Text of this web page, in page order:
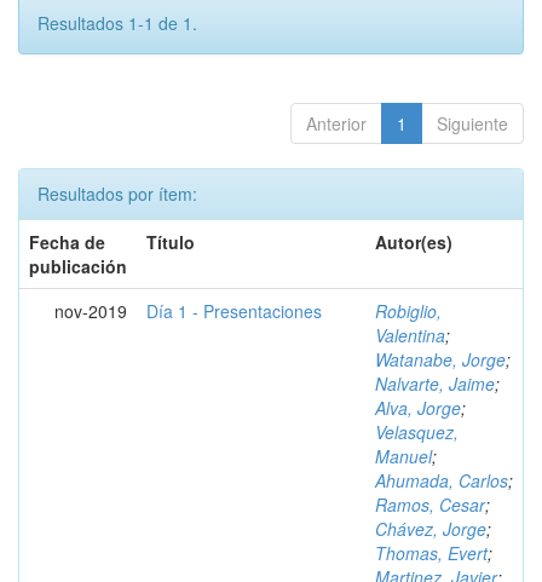
Resultados 1-1 de 1.
Anterior 1 Siguiente
Resultados por ítem:
Fecha de
publicación
Título Autor(es)
nov-2019 Día 1 - Presentaciones
Robiglio,
Valentina;
Watanabe, Jorge;
Nalvarte, Jaime;
Alva, Jorge;
Velasquez,
Manuel;
Ahumada, Carlos;
Ramos, Cesar;
Chávez, Jorge;
Thomas, Evert;
Martinez, Javier;